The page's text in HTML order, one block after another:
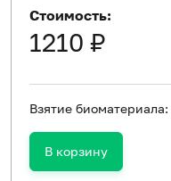
Стоимость:
1210 ₽
Взятие биоматериала:
В корзину